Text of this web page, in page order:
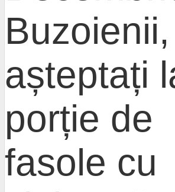
Buzoienii,
așteptați
porție de
fasole cu